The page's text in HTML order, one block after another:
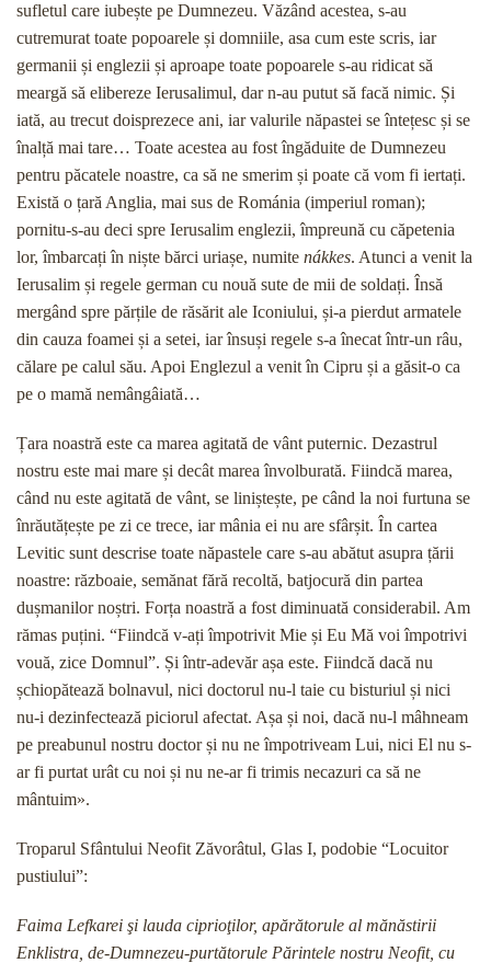
sufletul care iubește pe Dumnezeu. Văzând acestea, s-au
cutremurat toate popoarele și domniile, asa cum este scris, iar
germanii și englezii și aproape toate popoarele s-au ridicat să
meargă să elibereze Ierusalimul, dar n-au putut să facă nimic. Și
iată, au trecut doisprezece ani, iar valurile năpastei se întețesc și se
înalță mai tare… Toate acestea au fost îngăduite de Dumnezeu
pentru păcatele noastre, ca să ne smerim și poate că vom fi iertați.
Există o țară Anglia, mai sus de Románia (imperiul roman);
pornitu-s-au deci spre Ierusalim englezii, împreună cu căpetenia
lor, îmbarcați în niște bărci uriașe, numite nákkes. Atunci a venit la
Ierusalim și regele german cu nouă sute de mii de soldați. Însă
mergând spre părțile de răsărit ale Iconiului, și-a pierdut armatele
din cauza foamei și a setei, iar însuși regele s-a înecat într-un râu,
călare pe calul său. Apoi Englezul a venit în Cipru și a găsit-o ca
pe o mamă nemângâiată…
Țara noastră este ca marea agitată de vânt puternic. Dezastrul
nostru este mai mare și decât marea învolburată. Fiindcă marea,
când nu este agitată de vânt, se liniștește, pe când la noi furtuna se
înrăutățește pe zi ce trece, iar mânia ei nu are sfârșit. În cartea
Levitic sunt descrise toate năpastele care s-au abătut asupra țării
noastre: războaie, semănat fără recoltă, batjocură din partea
dușmanilor noștri. Forța noastră a fost diminuată considerabil. Am
rămas puțini. “Fiindcă v-ați împotrivit Mie și Eu Mă voi împotrivi
vouă, zice Domnul”. Și într-adevăr așa este. Fiindcă dacă nu
șchiopătează bolnavul, nici doctorul nu-l taie cu bisturiul și nici
nu-i dezinfectează piciorul afectat. Așa și noi, dacă nu-l mâhneam
pe preabunul nostru doctor și nu ne împotriveam Lui, nici El nu s-
ar fi purtat urât cu noi și nu ne-ar fi trimis necazuri ca să ne
mântuim».
Troparul Sfântului Neofit Zăvorâtul, Glas I, podobie “Locuitor
pustiului”:
Faima Lefkarei şi lauda ciprioţilor, apărătorule al mănăstirii
Enklistra, de-Dumnezeu-purtătorule Părintele nostru Neofit, cu